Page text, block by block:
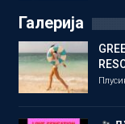
Галерија